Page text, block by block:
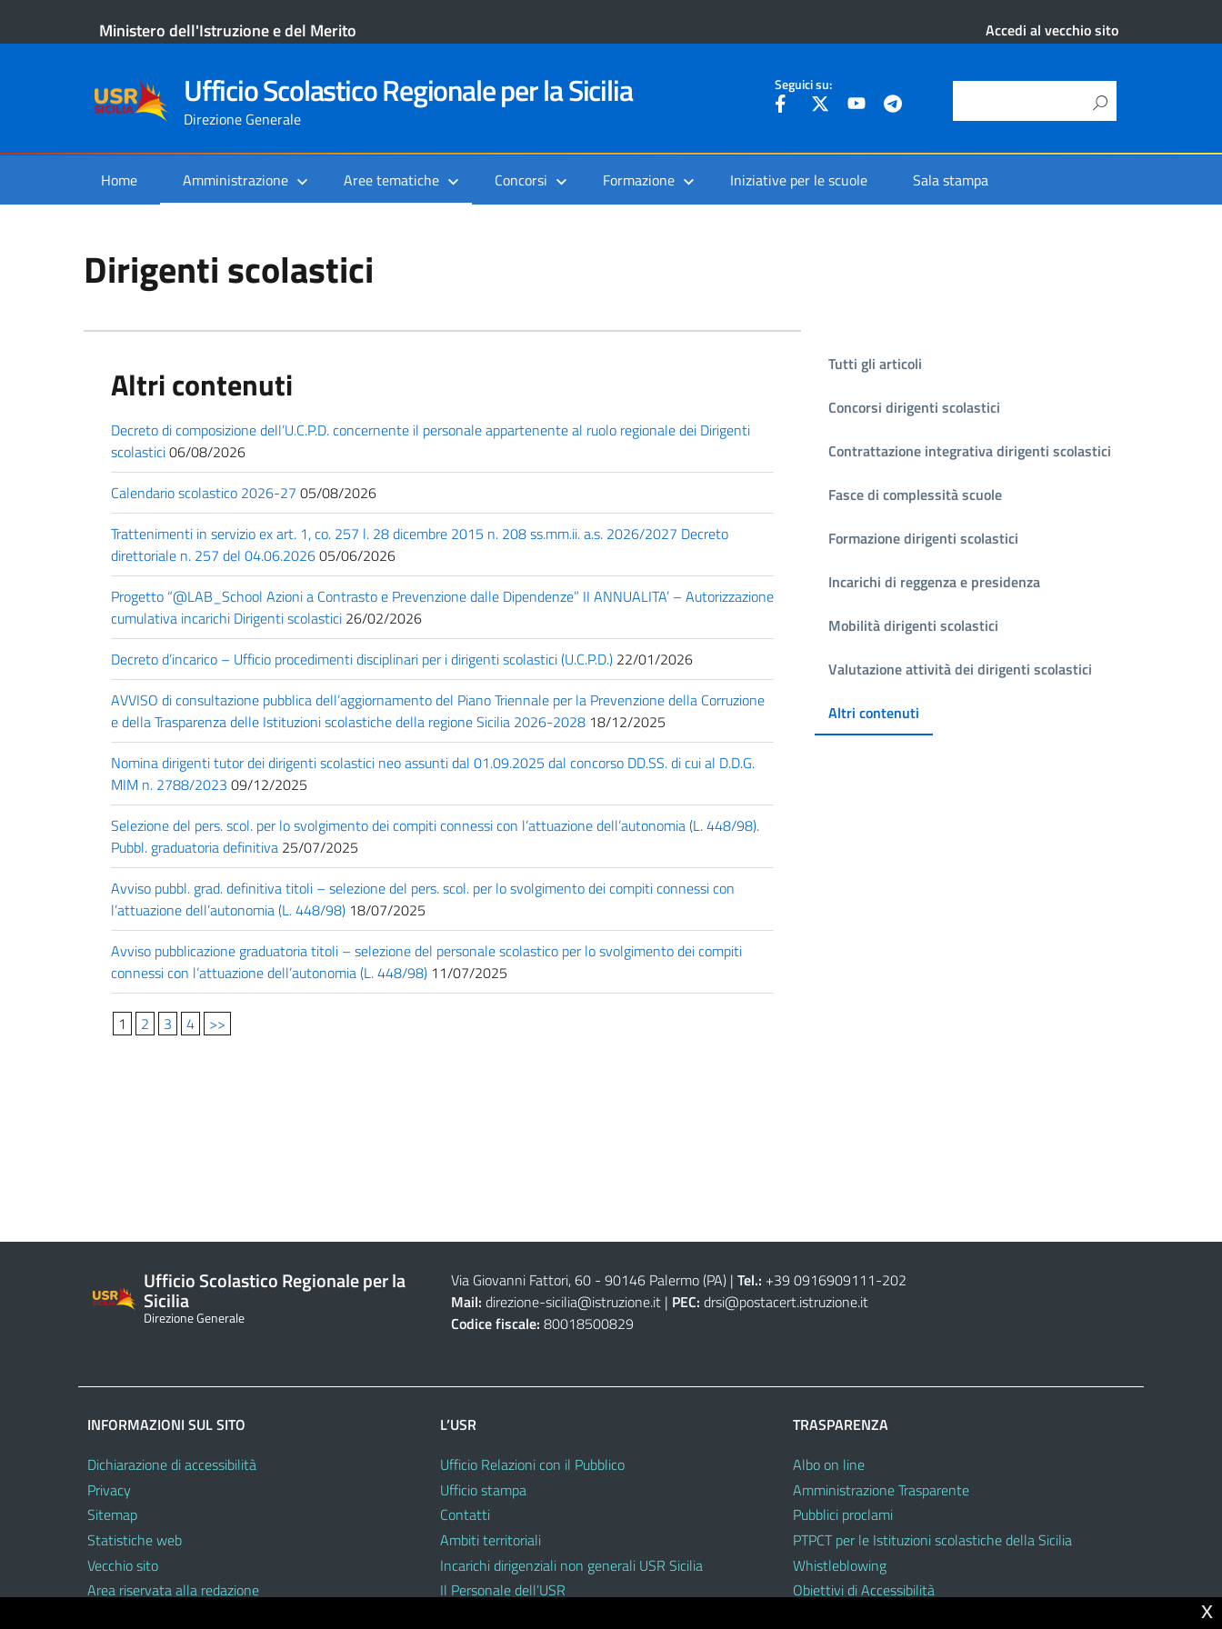
Ministero dell'Istruzione e del Merito Accedi al vecchio sito
Ufficio Scolastico Regionale per la Sicilia
Direzione Generale
Seguici su:
Home Amministrazione Aree tematiche Concorsi Formazione Iniziative per le scuole Sala stampa
Dirigenti scolastici
Tutti gli articoli
Concorsi dirigenti scolastici
Contrattazione integrativa dirigenti scolastici
Fasce di complessità scuole
Formazione dirigenti scolastici
Incarichi di reggenza e presidenza
Mobilità dirigenti scolastici
Valutazione attività dei dirigenti scolastici
Altri contenuti
Altri contenuti
Decreto di composizione dell’U.C.P.D. concernente il personale appartenente al ruolo regionale dei Dirigenti
scolastici06/08/2026
Calendario scolastico 2026-27 05/08/2026
Trattenimenti in servizio ex art. 1, co. 257 l. 28 dicembre 2015 n. 208 ss.mm.ii. a.s. 2026/2027 Decreto
direttoriale n. 257 del 04.06.202605/06/2026
Progetto “@LAB_School Azioni a Contrasto e Prevenzione dalle Dipendenze” II ANNUALITA’ – Autorizzazione
cumulativa incarichi Dirigenti scolastici 26/02/2026
Decreto d’incarico – Ufficio procedimenti disciplinari per i dirigenti scolastici (U.C.P.D.) 22/01/2026
AVVISO di consultazione pubblica dell’aggiornamento del Piano Triennale per la Prevenzione della Corruzione
e della Trasparenza delle Istituzioni scolastiche della regione Sicilia 2026-2028 18/12/2025
Nomina dirigenti tutor dei dirigenti scolastici neo assunti dal 01.09.2025 dal concorso DD.SS. di cui al D.D.G.
MIM n. 2788/2023 09/12/2025
Selezione del pers. scol. per lo svolgimento dei compiti connessi con l’attuazione dell’autonomia (L. 448/98).
Pubbl. graduatoria definitiva 25/07/2025
Avviso pubbl. grad. definitiva titoli – selezione del pers. scol. per lo svolgimento dei compiti connessi con
l’attuazione dell’autonomia (L. 448/98) 18/07/2025
Avviso pubblicazione graduatoria titoli – selezione del personale scolastico per lo svolgimento dei compiti
connessi con l’attuazione dell’autonomia (L. 448/98) 11/07/2025
1 2 3 4 >>
Ufficio Scolastico Regionale per la
Sicilia
Direzione Generale
Via Giovanni Fattori, 60 - 90146 Palermo (PA)| Tel.: +39 0916909111-202
Mail: direzione-sicilia@istruzione.it| PEC: drsi@postacert.istruzione.it
Codice fiscale: 80018500829
INFORMAZIONI SUL SITO
Dichiarazione di accessibilità
Privacy
Sitemap
Statistiche web
Vecchio sito
Area riservata alla redazione
L’USR
Ufficio Relazioni con il Pubblico
Ufficio stampa
Contatti
Ambiti territoriali
Incarichi dirigenziali non generali USR Sicilia
Il Personale dell’USR
TRASPARENZA
Albo on line
Amministrazione Trasparente
Pubblici proclami
PTPCT per le Istituzioni scolastiche della Sicilia
Whistleblowing
Obiettivi di Accessibilità
x